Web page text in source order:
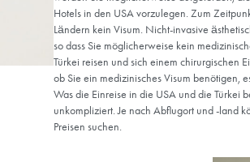
die Bewertung der allgemeinen Sicherheit
angeht, so sind die Risiken gleich hoch,
der Türkei
eines Landes nach außen und den